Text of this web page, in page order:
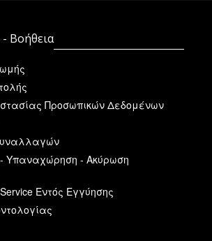
Βοήθεια
Προσωπικών Δεδομένων
Υπαναχώρηση - Ακύρωση
Εντός Εγγύησης